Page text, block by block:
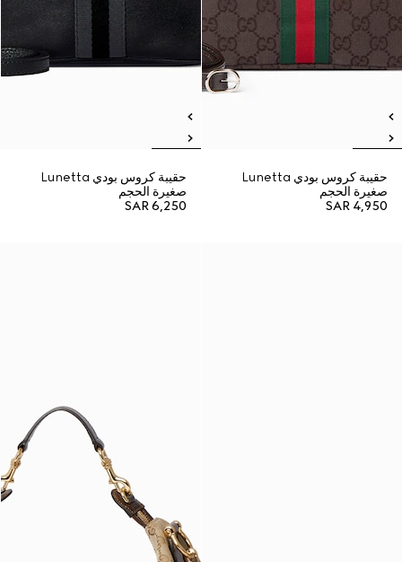
حقيبة كروس بودي Lunetta
صغيرة الحجم
SAR 4,950
حقيبة كروس بودي Lunetta
صغيرة الحجم
SAR 6,250